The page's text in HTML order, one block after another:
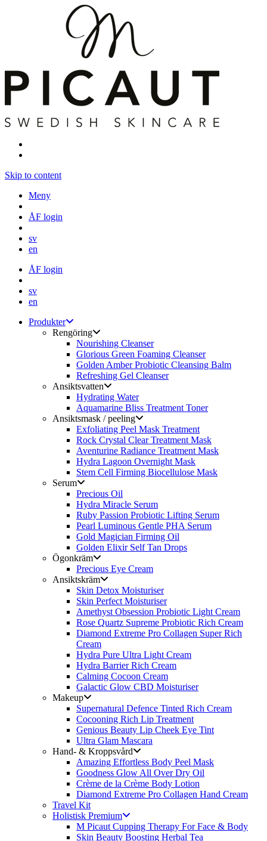
Skip to content
Meny
ÅF login
sv
en
ÅF login
sv
en
Produkter
Rengöring
Nourishing Cleanser
Glorious Green Foaming Cleanser
Golden Amber Probiotic Cleansing Balm
Refreshing Gel Cleanser
Ansiktsvatten
Hydrating Water
Aquamarine Bliss Treatment Toner
Ansiktsmask / peeling
Exfoliating Peel Mask Treatment
Rock Crystal Clear Treatment Mask
Aventurine Radiance Treatment Mask
Hydra Lagoon Overnight Mask
Stem Cell Firming Biocellulose Mask
Serum
Precious Oil
Hydra Miracle Serum
Ruby Passion Probiotic Lifting Serum
Pearl Luminous Gentle PHA Serum
Gold Magician Firming Oil
Golden Elixir Self Tan Drops
Ögonkräm
Precious Eye Cream
Ansiktskräm
Skin Detox Moisturiser
Skin Perfect Moisturiser
Amethyst Obsession Probiotic Light Cream
Rose Quartz Supreme Probiotic Rich Cream
Diamond Extreme Pro Collagen Super Rich
Cream
Hydra Pure Ultra Light Cream
Hydra Barrier Rich Cream
Calming Cocoon Cream
Galactic Glow CBD Moisturiser
Makeup
Supernatural Defence Tinted Rich Cream
Cocooning Rich Lip Treatment
Genious Beauty Lip Cheek Eye Tint
Ultra Glam Mascara
Hand- & Kroppsvård
Amazing Effortless Body Peel Mask
Goodness Glow All Over Dry Oil
Crème de la Crème Body Lotion
Diamond Extreme Pro Collagen Hand Cream
Travel Kit
Holistisk Premium
M Picaut Cupping Therapy For Face & Body
Skin Beauty Boosting Herbal Tea